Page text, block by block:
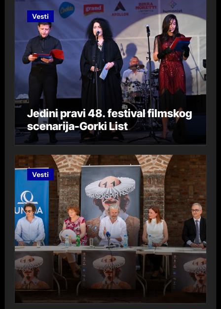
Vesti
Jedini pravi 48. festival filmskog
scenarija-Gorki List
Vesti